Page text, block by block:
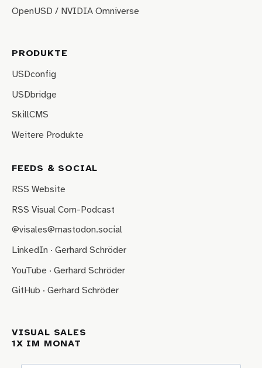
OpenUSD / NVIDIA Omniverse
PRODUKTE
USDconfig
USDbridge
SkillCMS
Weitere Produkte
FEEDS & SOCIAL
RSS Website
RSS Visual Com-Podcast
@visales@mastodon.social
LinkedIn · Gerhard Schröder
YouTube · Gerhard Schröder
GitHub · Gerhard Schröder
VISUAL SALES
1X IM MONAT